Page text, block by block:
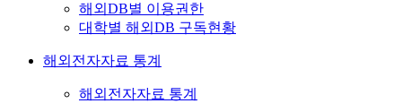
해외DB별 이용권한
대학별 해외DB 구독현황
해외전자자료 통계
해외전자자료 통계